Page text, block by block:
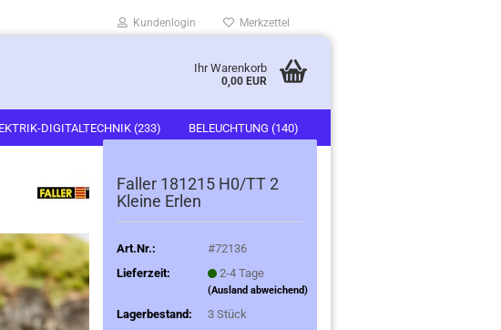
Kundenlogin Merkzettel
Ihr Warenkorb
0,00 EUR
DIGITALTECHNIK (233) BELEUCHTUNG (140)
Faller 181215 H0/TT 2
Kleine Erlen
Art.Nr.:
#72136
Lieferzeit:
2-4 Tage
(Ausland abweichend)
Lagerbestand: 3Stück